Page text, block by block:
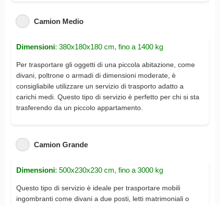
Camion Medio
Dimensioni: 380x180x180 cm, fino a 1400 kg
Per trasportare gli oggetti di una piccola abitazione, come
divani, poltrone o armadi di dimensioni moderate, è
consigliabile utilizzare un servizio di trasporto adatto a
carichi medi. Questo tipo di servizio è perfetto per chi si sta
trasferendo da un piccolo appartamento.
Camion Grande
Dimensioni: 500x230x230 cm, fino a 3000 kg
Questo tipo di servizio è ideale per trasportare mobili
ingombranti come divani a due posti, letti matrimoniali o